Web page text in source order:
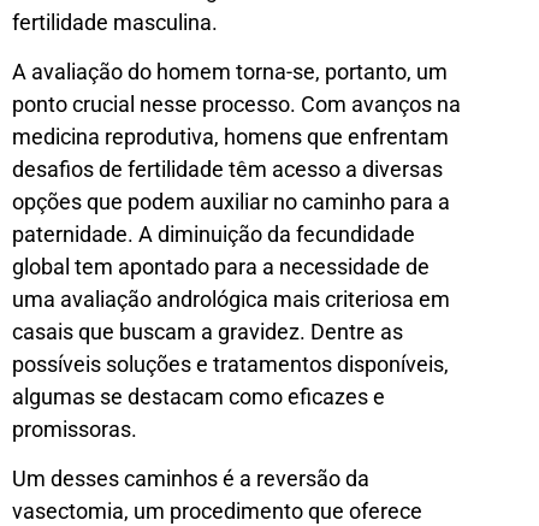
fertilidade masculina.
A avaliação do homem torna-se, portanto, um
ponto crucial nesse processo. Com avanços na
medicina reprodutiva, homens que enfrentam
desafios de fertilidade têm acesso a diversas
opções que podem auxiliar no caminho para a
paternidade. A diminuição da fecundidade
global tem apontado para a necessidade de
uma avaliação andrológica mais criteriosa em
casais que buscam a gravidez. Dentre as
possíveis soluções e tratamentos disponíveis,
algumas se destacam como eficazes e
promissoras.
Um desses caminhos é a reversão da
vasectomia, um procedimento que oferece